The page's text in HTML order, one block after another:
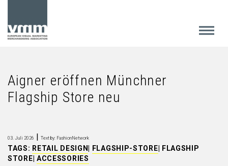
Aigner eröffnen Münchner
Flagship Store neu
03. Juli 2026 | Text by: FashionNetwork
TAGS: RETAIL DESIGN FLAGSHIP-STORE
FLAGSHIP
STORE ACCESSORIES